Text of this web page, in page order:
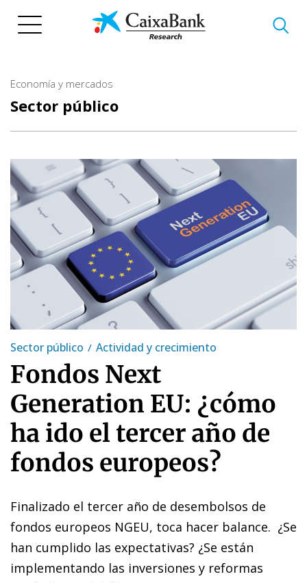
Economía y mercados
Sector público
Sector público Actividad y crecimiento
Fondos Next
Generation EU: ¿cómo
ha ido el tercer año de
fondos europeos?
Finalizado el tercer año de desembolsos de
fondos europeos NGEU, toca hacer balance. ¿Se
han cumplido las expectativas? ¿Se están
implementando las inversiones y reformas